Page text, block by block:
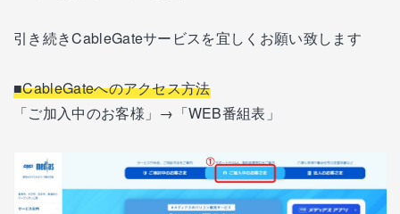
引き続きCableGateサービスを宜しくお願い致します
■CableGateへのアクセス方法
「ご加入中のお客様」→「WEB番組表」